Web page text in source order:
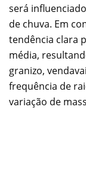
será
de chuva. Em
tendência clara
média,
granizo,
frequência de
variação de